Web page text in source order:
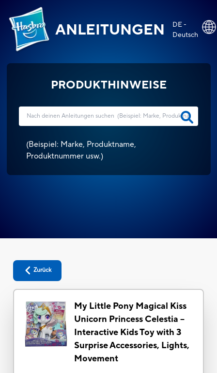
ANLEITUNGEN
DE -
Deutsch
PRODUKTHINWEISE
(Beispiel: Marke, Produktname,
Produktnummer usw.)
Zurück
My Little Pony Magical Kiss
Unicorn Princess Celestia --
Interactive Kids Toy with 3
Surprise Accessories, Lights,
Movement